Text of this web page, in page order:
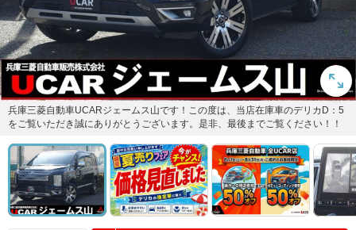
兵庫三菱自動車UCARジェームス山です！この度は、当店在庫車のデリカD：5
をご覧いただき誠にありがとうございます。是非、最後までご覧ください！！